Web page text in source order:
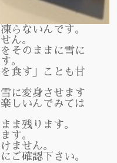
らないんです。
ん。
そのままに雪に
。
食す」ことも甘
に変身させます
しいんでみては
ま残ります。
す。
ません。
ご確認下さい。